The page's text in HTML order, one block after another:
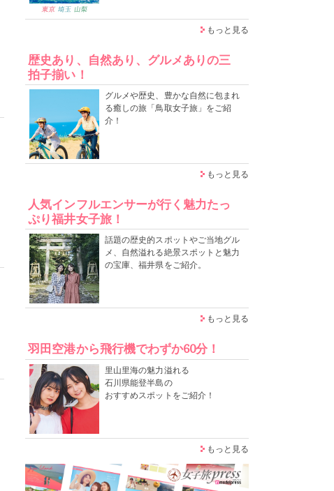
もっと見る
歴史あり、自然あり、グルメありの三
拍子揃い！
グルメや歴史、豊かな自然に包まれ
る癒しの旅「鳥取女子旅」をご紹
介！
もっと見る
人気インフルエンサーが行く魅力たっ
ぷり福井女子旅！
話題の歴史的スポットやご当地グル
メ、自然溢れる絶景スポットと魅力
の宝庫、福井県をご紹介。
もっと見る
羽田空港から飛行機でわずか60分！
里山里海の魅力溢れる
石川県能登半島の
おすすめスポットをご紹介！
もっと見る